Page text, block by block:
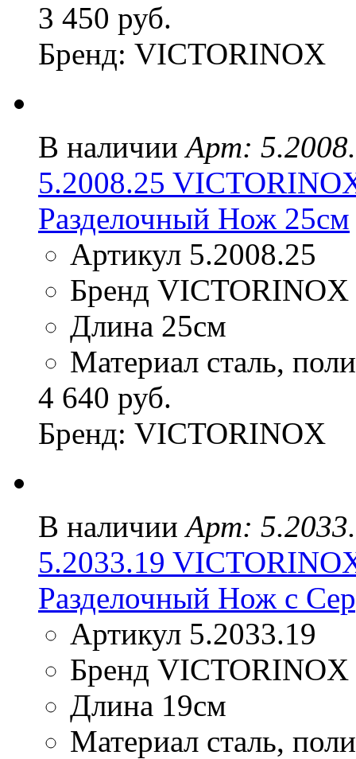
3 450 руб.
Бренд: VICTORINOX
В наличии Арт:
5.2008.25
Разделочный Нож 25см
Артикул 5.2008.25
Бренд VICTORINOX
Длина 25см
Материал сталь,
4 640 руб.
Бренд: VICTORINOX
В наличии Арт:
5.2033.19
Разделочный Нож с
Артикул 5.2033.19
Бренд VICTORINOX
Длина 19см
Материал сталь,